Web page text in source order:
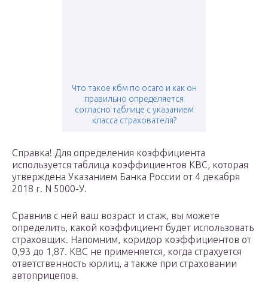
Что такое кбм по осаго и как он
правильно определяется
согласно таблице с указанием
класса страхователя?
Справка! Для определения коэффициента
используется таблица коэффициентов КВС, которая
утверждена Указанием Банка России от 4 декабря
2018 г. N 5000-У.
Сравнив с ней ваш возраст и стаж, вы можете
определить, какой коэффициент будет использовать
страховщик. Напомним, коридор коэффициентов от
0,93 до 1,87. КВС не применяется, когда страхуется
ответственность юрлиц, а также при страховании
автоприцепов.